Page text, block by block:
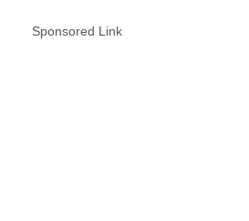
Sponsored Link